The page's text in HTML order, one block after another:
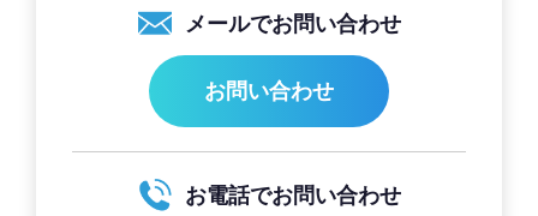
メールでお問い合わせ
お問い合わせ
お電話でお問い合わせ